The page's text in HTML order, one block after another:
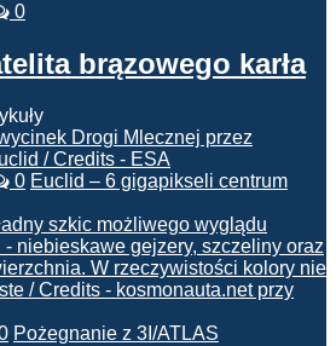
0
brązowego karła
0 Euclid – 6 gigapikseli centrum
Pożegnanie z 3I/ATLAS